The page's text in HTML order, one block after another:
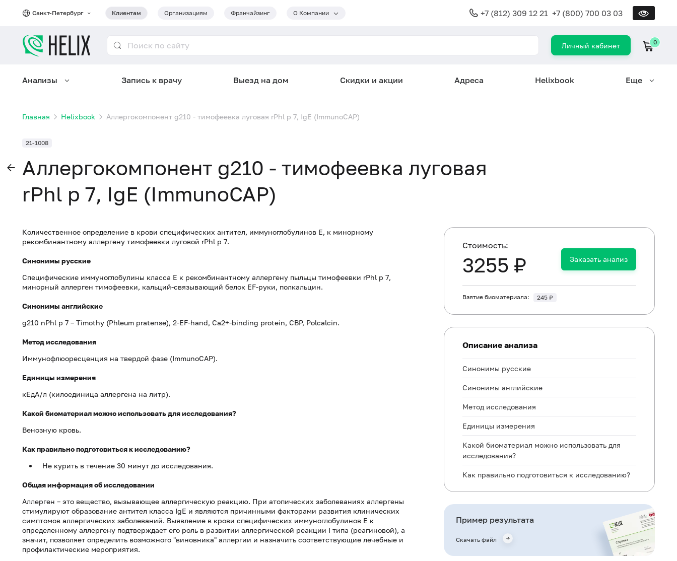
Санкт-Петербург Клиентам Организациям Франчайзинг О Компании +7 (812) 309 12 21 +7 (800) 700 03 03
Личный кабинет 0
Анализы Запись к врачу Выезд на дом Скидки и акции Адреса Helixbook Еще
Главная Helixbook Аллергокомпонент g210 - тимофеевка луговая rPhl p 7, IgE (ImmunoCAP)
21-1008
Аллергокомпонент g210 - тимофеевка луговая
rPhl p 7, IgE (ImmunoCAP)
Количественное определение в крови специфических антител, иммуноглобулинов E, к минорному
рекомбинантному аллергену тимофеевки луговой rPhl p 7.
Синонимы русские
Специфические иммуноглобулины класса Е к рекомбинантному аллергену пыльцы тимофеевки rPhl p 7,
минорный аллерген тимофеевки, кальций-связывающий белок EF-руки, полкальцин.
Синонимы английские
g210 nPhl p 7 – Timothy (Phleum pratense), 2-EF-hand, Ca2+-binding protein, CBP, Polcalcin.
Метод исследования
Иммунофлюоресценция на твердой фазе (ImmunoCAP).
Единицы измерения
кЕдА/л (килоединица аллергена на литр).
Какой биоматериал можно использовать для исследования?
Венозную кровь.
Как правильно подготовиться к исследованию?
Не курить в течение 30 минут до исследования.
Общая информация об исследовании
Аллерген – это вещество, вызывающее аллергическую реакцию. При атопических заболеваниях аллергены
стимулируют образование антител класса IgE и являются причинными факторами развития клинических
симптомов аллергических заболеваний. Выявление в крови специфических иммуноглобулинов Е к
определенному аллергену подтверждает его роль в развитии аллергической реакции I типа (реагиновой), а
значит, позволяет определить возможного "виновника" аллергии и назначить соответствующие лечебные и
профилактические мероприятия.
Cтоимость:
3255 ₽ Заказать анализ
Взятие биоматериала: 245 ₽
Описание анализа
Синонимы русские
Синонимы английские
Метод исследования
Единицы измерения
Какой биоматериал можно использовать для
исследования?
Как правильно подготовиться к исследованию?
Общая информация об исследовании
Пример результата
Скачать файл